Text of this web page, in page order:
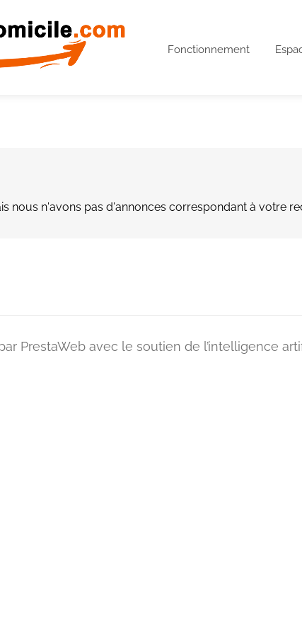
Fonctionnement
nous n'avons pas d'annonces correspondant à votre
PrestaWeb avec le soutien de l’intelligence